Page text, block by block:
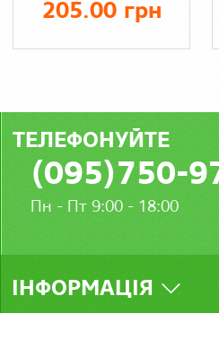
205.00 грн
ТЕЛЕФОНУЙТЕ
(095)750-
Пн - Пт 9:00 - 18:00
ІНФОРМАЦІЯ